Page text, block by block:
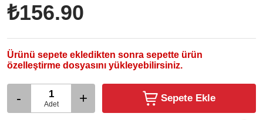
₺156.90
Ürünü sepete ekledikten sonra sepette ürün
özelleştirme dosyasını yükleyebilirsiniz.
- Adet + Sepete Ekle